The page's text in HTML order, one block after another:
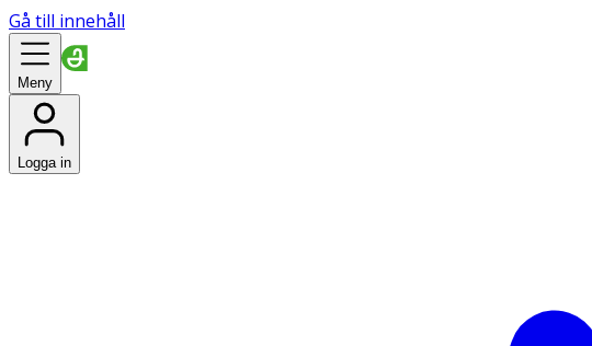
Gå till innehåll
Meny
Logga in